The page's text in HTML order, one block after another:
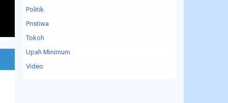
Politik.
Pristiwa
Tokoh
Upah Minimum
Video